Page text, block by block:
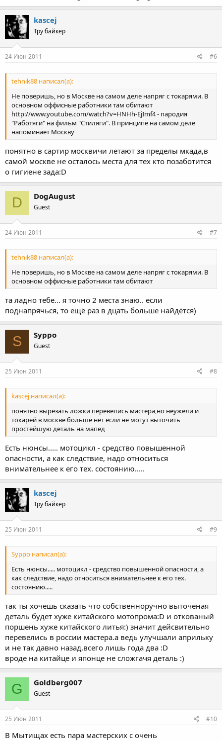
kascej
Тру байкер
24 Июн 2011 #6
tehnik88 написал(а):
Не поверишь, но в Москве на самом деле напряг с токарями. В
основном оффисные работники там обитают
http://www.youtube.com/watch?v=HNHh-EjImf4 - пародия
"Работяги" на фильм "Стиляги". В принципе на самом деле
напоминает Москву
понятно в сартир москвичи летают за пределы мкада,в
самой москве не осталось места для тех кто позаботится
о гигиене зада:D
D DogAugust
Guest
24 Июн 2011 #7
tehnik88 написал(а):
Не поверишь, но в Москве на самом деле напряг с токарями. В
основном оффисные работники там обитают
та ладно тебе... я точно 2 места знаю.. если
поднапрячься, то ещё раз в дцать больше найдётся)
S Syppo
Guest
25 Июн 2011 #8
kascej написал(а):
понятно вырезать ложки перевелись мастера,но неужели и
токарей в москве больше нет если не могут выточить
простейшую деталь на мапед
Есть нюнсы..... мотоцикл - средство повышенной
опасности, а как следствие, надо относиться
внимательнее к его тех. состоянию.....
kascej
Тру байкер
25 Июн 2011 #9
Syppo написал(а):
Есть нюнсы..... мотоцикл - средство повышенной опасности, а
как следствие, надо относиться внимательнее к его тех.
состоянию.....
так ты хочешь сказать что собственноручно выточеная
деталь будет хуже китайского мотопрома:D и откованый
поршень хуже китайского литья:) значит дейсвительно
перевелись в россии мастера.а ведь улучшали априльку
и не так давно назад,всего лишь года два :D
вроде на китайце и японце не сложгачя деталь :)
G Goldberg007
Guest
25 Июн 2011 #10
В Мытищах есть пара мастерских с очень